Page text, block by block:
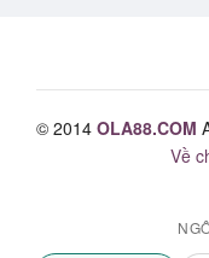
© 2014 OLA88.COM
Về